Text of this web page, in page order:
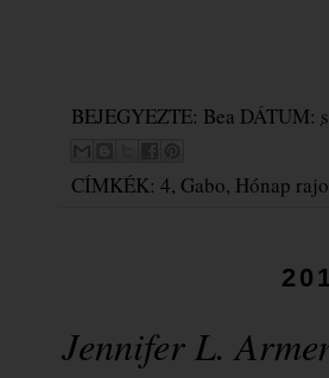
BEJEGYEZTE: Bea DÁTUM:
CÍMKÉK: 4, Gabo, Hónap
Jennifer L.